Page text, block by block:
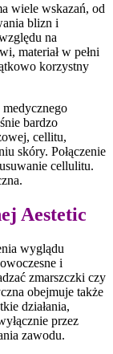
wiele wskazań, od
blizn i
na
materiał w pełni
korzystny
bardzo
cellitu,
skóry. Połączenie
cellulitu.
Aestetic
wyglądu
i
zmarszczki czy
obejmuje także
działania,
przez
zawodu.